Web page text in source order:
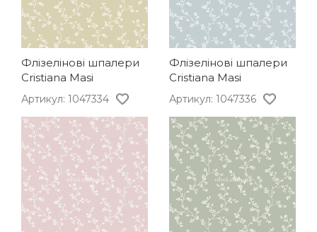
Флізелінові шпалери
Cristiana Masi
Артикул: 1047334
Флізелінові шпалери
Cristiana Masi
Артикул: 1047336